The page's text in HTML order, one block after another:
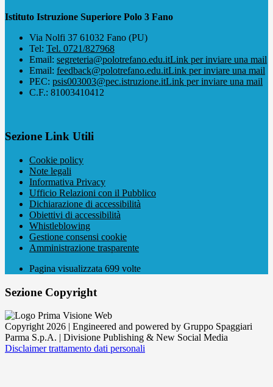
Istituto Istruzione Superiore Polo 3 Fano
Via Nolfi 37 61032 Fano (PU)
Tel: Tel. 0721/827968
Email: segreteria@polotrefano.e​du.itLink per inviare una mail
Email: feedback@polotrefano.edu.itLink per inviare una mail
PEC: psis003003@pec.istruzione.itLink per inviare una mail
C.F.: 81003410412
Sezione Link Utili
Cookie policy
Note legali
Informativa Privacy
Ufficio Relazioni con il Pubblico
Dichiarazione di accessibilità
Obiettivi di accessibilità
Whistleblowing
Gestione consensi cookie
Amministrazione trasparente
Pagina visualizzata 699 volte
Sezione Copyright
Copyright 2026 | Engineered and powered by Gruppo Spaggiari
Parma S.p.A. | Divisione Publishing & New Social Media
Disclaimer trattamento dati personali